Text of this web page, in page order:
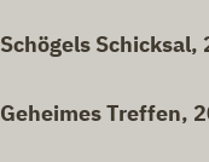
Schögels Schicksal,
Geheimes Treffen,